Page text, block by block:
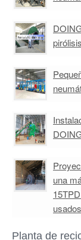
una
Planta de